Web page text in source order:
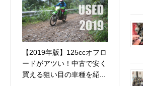
【2019年版】125ccオフロ
ードがアツい！中古で安く
買える狙い目の車種を紹...